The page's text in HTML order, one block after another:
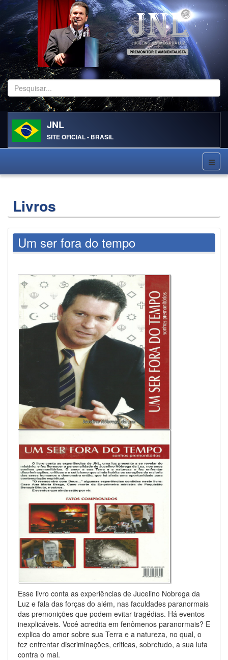
Pesquisar...
JNL
SITE OFICIAL - BRASIL
Livros
Um ser fora do tempo
Esse livro conta as experiências de Jucelino Nobrega da
Luz e fala das forças do além, nas faculdades paranormais
das premonições que podem evitar tragédias. Há eventos
inexplicáveis. Você acredita em fenômenos paranormais? E
explica do amor sobre sua Terra e a natureza, no qual, o
fez enfrentar discriminações, criticas, sobretudo, a sua luta
contra o mal.